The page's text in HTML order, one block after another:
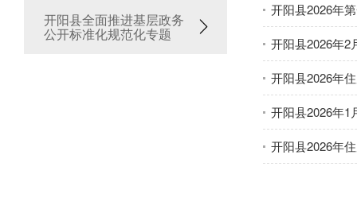
开阳县全面推进基层政务
公开标准化规范化专题
开阳县2026年
开阳县2026年2
开阳县2026年
开阳县2026年1
开阳县2026年